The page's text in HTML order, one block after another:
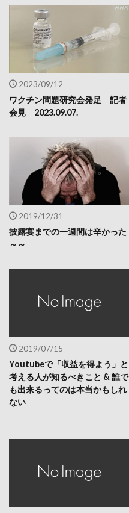
2023/09/12
ワクチン問題研究会発足 記者
会見 2023.09.07.
2019/12/31
披露宴までの一週間は辛かった
～～
2019/07/15
Youtubeで「収益を得よう」と
考える人が知るべきこと & 誰で
も出来るってのは本当かもしれ
ない